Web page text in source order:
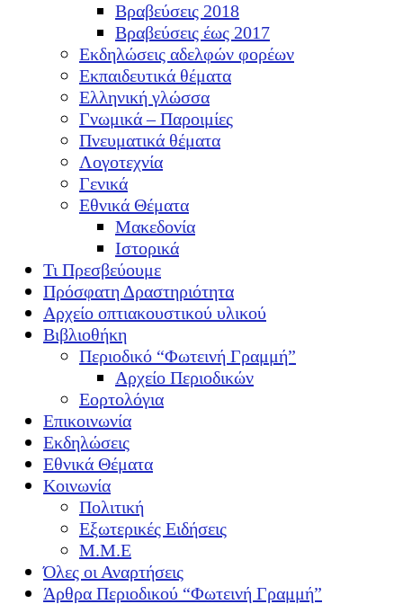
Βραβεύσεις 2018
Βραβεύσεις έως 2017
Εκδηλώσεις αδελφών φορέων
Εκπαιδευτικά θέματα
Ελληνική γλώσσα
Γνωμικά – Παροιμίες
Πνευματικά θέματα
Λογοτεχνία
Γενικά
Εθνικά Θέματα
Μακεδονία
Ιστορικά
Τι Πρεσβεύουμε
Πρόσφατη Δραστηριότητα
Αρχείο οπτιακουστικού υλικού
Βιβλιοθήκη
Περιοδικό “Φωτεινή Γραμμή”
Αρχείο Περιοδικών
Εορτολόγια
Επικοινωνία
Εκδηλώσεις
Εθνικά Θέματα
Κοινωνία
Πολιτική
Εξωτερικές Ειδήσεις
Μ.Μ.Ε
Όλες οι Αναρτήσεις
Άρθρα Περιοδικού “Φωτεινή Γραμμή”